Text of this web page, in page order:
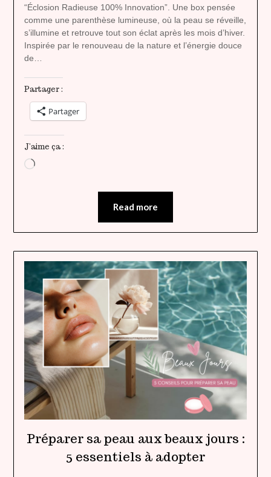
“Éclosion Radieuse 100% Innovation”. Une box pensée
comme une parenthèse lumineuse, où la peau se réveille,
s’illumine et retrouve tout son éclat après les mois d’hiver.
Inspirée par le renouveau de la nature et l’énergie douce
de…
Partager :
Partager
J’aime ça :
Chargement…
Read more
Préparer sa peau aux beaux jours :
5 essentiels à adopter